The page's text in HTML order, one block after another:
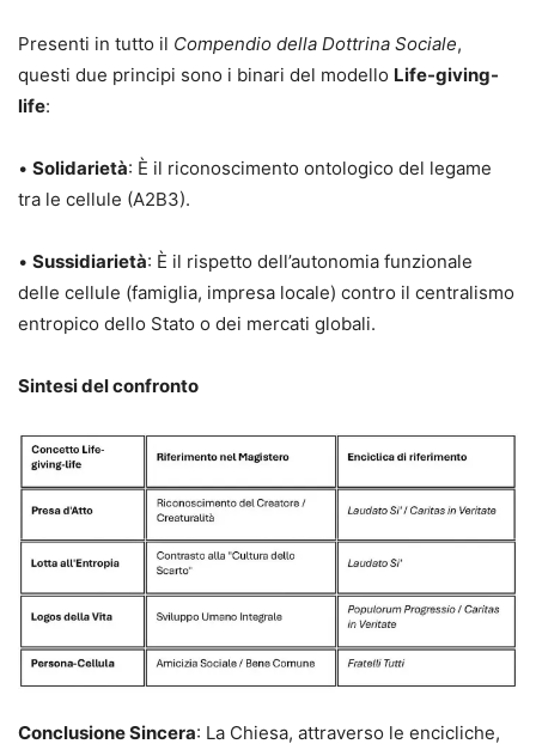
Presenti in tutto il Compendio della Dottrina Sociale,
questi due principi sono i binari del modello Life-giving-
life:
• Solidarietà: È il riconoscimento ontologico del legame
tra le cellule (A2B3).
• Sussidiarietà: È il rispetto dell’autonomia funzionale
delle cellule (famiglia, impresa locale) contro il centralismo
entropico dello Stato o dei mercati globali.
Sintesi del confronto
Conclusione Sincera: La Chiesa, attraverso le encicliche,